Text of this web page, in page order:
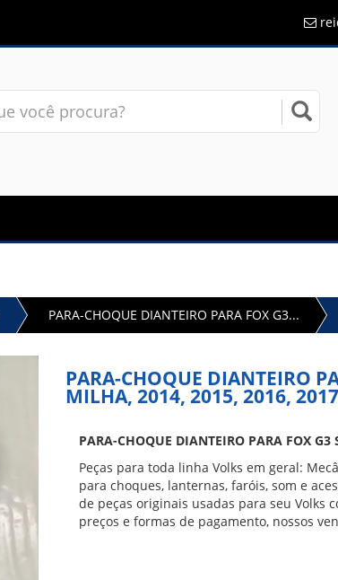
PARA-CHOQUE DIANTEIRO PARA FOX G3...
PARA-CHOQUE DIANTEIRO
MILHA, 2014, 2015, 2016,
PARA-CHOQUE DIANTEIRO PARA FOX G3
Peças para toda linha Volks em geral:
para choques, lanternas, faróis, som e
de peças originais usadas para seu Volks
preços e formas de pagamento, nossos